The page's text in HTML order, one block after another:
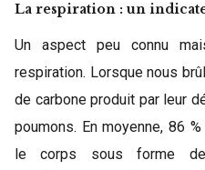
La respiration : un
Un aspect peu connu
respiration. Lorsque nous
de carbone produit par leur
poumons. En moyenne, 86
le corps sous forme